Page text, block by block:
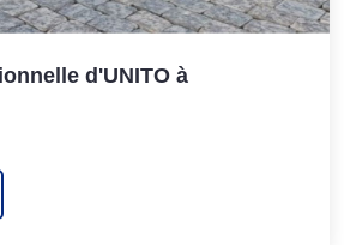
d'UNITO à